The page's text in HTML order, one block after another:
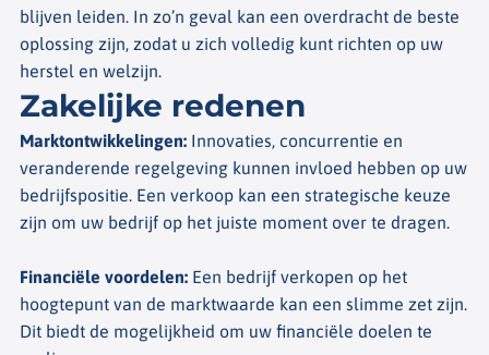
blijven leiden. In zo’n geval kan een overdracht de beste
oplossing zijn, zodat u zich volledig kunt richten op uw
herstel en welzijn.
Zakelijke redenen
Marktontwikkelingen: Innovaties, concurrentie en
veranderende regelgeving kunnen invloed hebben op uw
bedrijfspositie. Een verkoop kan een strategische keuze
zijn om uw bedrijf op het juiste moment over te dragen.
Financiële voordelen: Een bedrijf verkopen op het
hoogtepunt van de marktwaarde kan een slimme zet zijn.
Dit biedt de mogelijkheid om uw financiële doelen te